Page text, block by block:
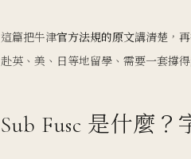
這篇把牛津官方法規的原文講清楚，
赴英、美、日等地留學、需要一套撐
Sub Fusc 是什麼